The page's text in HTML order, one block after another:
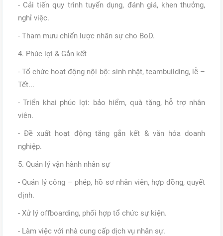
- Cải tiến quy trình tuyển dụng, đánh giá, khen thưởng,
nghỉ việc.
- Tham mưu chiến lược nhân sự cho BoD.
4. Phúc lợi & Gắn kết
- Tổ chức hoạt động nội bộ: sinh nhật, teambuilding, lễ –
Tết...
- Triển khai phúc lợi: bảo hiểm, quà tặng, hỗ trợ nhân
viên.
- Đề xuất hoạt động tăng gắn kết & văn hóa doanh
nghiệp.
5. Quản lý vận hành nhân sự
- Quản lý công – phép, hồ sơ nhân viên, hợp đồng, quyết
định.
- Xử lý offboarding, phối hợp tổ chức sự kiện.
- Làm việc với nhà cung cấp dịch vụ nhân sự.